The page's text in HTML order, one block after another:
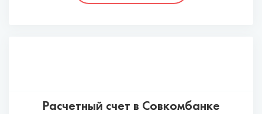
Расчетный счет в Совкомбанке